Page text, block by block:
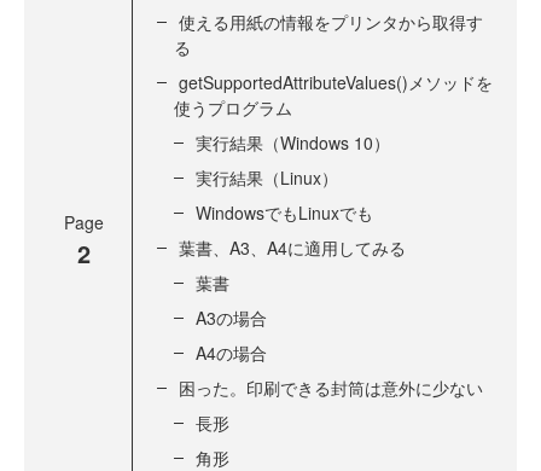
Page
2
使える用紙の情報をプリンタから取得す
る
getSupportedAttributeValues()メソッドを
使うプログラム
実行結果（Windows 10）
実行結果（Linux）
WindowsでもLinuxでも
葉書、A3、A4に適用してみる
葉書
A3の場合
A4の場合
困った。印刷できる封筒は意外に少ない
長形
角形